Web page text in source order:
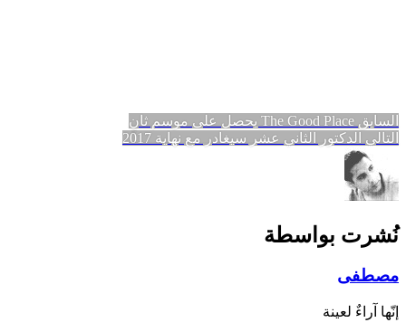
تصفّح
المقالات
السابق المقالة
السابقة:
The Good Place يحصل على موسم ثانٍ
التالي المقالة
التالية:
الدكتور الثاني عشر سيغادر مع نهاية 2017
نُشرت بواسطة
مصطفى
إنّها آراءٌ لعينة